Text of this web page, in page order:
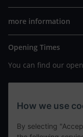
more information
Opening Times
You can find our
https://
your personal site
contact details
How we use
By selecting